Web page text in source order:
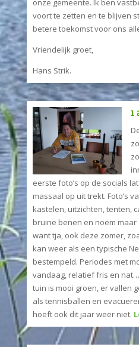
onze gemeente. Ik ben
voort te zetten en te blijven
betere toekomst voor ons
Vriendelijk groet,
Hans Strik.
1
eerste foto’s op de socials
massaal op uit trekt. Foto’s
kastelen, uitzichten, tenten,
bruine benen en noem
want tja, ook deze zomer,
kan weer als een typische
bestempeld. Periodes met
vandaag, relatief fris en
tuin is mooi groen, er vallen
als tennisballen en
hoeft ook dit jaar weer niet.